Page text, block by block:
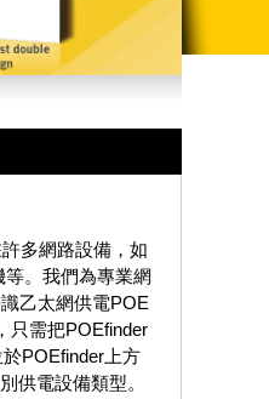
多網路設備，如
。我們為專業網
乙太網供電POE
只需把POEfinder
POEfinder上方
供電設備類型。